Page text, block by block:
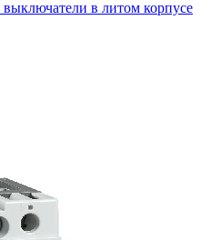
в литом корпусе